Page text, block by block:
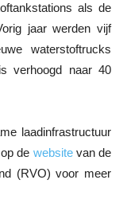
als de
jaar werden vijf
waterstoftrucks
verhoogd naar 40
laadinfrastructuur
de websitevan de
(RVO) voor meer